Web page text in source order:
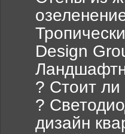
Design
? Стоит ли
?
дизайн